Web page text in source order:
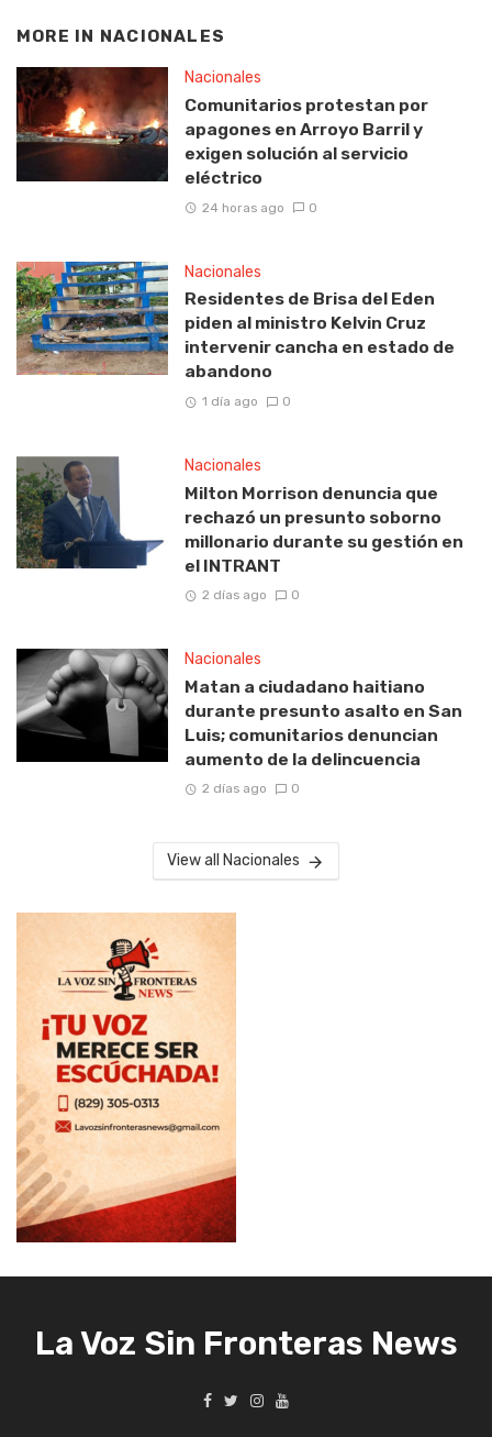
MORE IN NACIONALES
Nacionales
Comunitarios protestan por
apagones en Arroyo Barril y
exigen solución al servicio
eléctrico
24 horas ago 0
Nacionales
Residentes de Brisa del Eden
piden al ministro Kelvin Cruz
intervenir cancha en estado de
abandono
1 día ago 0
Nacionales
Milton Morrison denuncia que
rechazó un presunto soborno
millonario durante su gestión en
el INTRANT
2 días ago 0
Nacionales
Matan a ciudadano haitiano
durante presunto asalto en San
Luis; comunitarios denuncian
aumento de la delincuencia
2 días ago 0
View all Nacionales
La Voz Sin Fronteras News